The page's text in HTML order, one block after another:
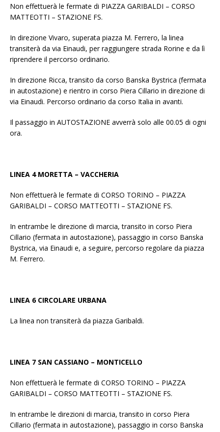
Non effettuerà le fermate di PIAZZA GARIBALDI – CORSO
MATTEOTTI – STAZIONE FS.
In direzione Vivaro, superata piazza M. Ferrero, la linea
transiterà da via Einaudi, per raggiungere strada Rorine e da lì
riprendere il percorso ordinario.
In direzione Ricca, transito da corso Banska Bystrica (fermata
in autostazione) e rientro in corso Piera Cillario in direzione di
via Einaudi. Percorso ordinario da corso Italia in avanti.
Il passaggio in AUTOSTAZIONE avverrà solo alle 00.05 di ogni
ora.
LINEA 4 MORETTA – VACCHERIA
Non effettuerà le fermate di CORSO TORINO – PIAZZA
GARIBALDI – CORSO MATTEOTTI – STAZIONE FS.
In entrambe le direzione di marcia, transito in corso Piera
Cillario (fermata in autostazione), passaggio in corso Banska
Bystrica, via Einaudi e, a seguire, percorso regolare da piazza
M. Ferrero.
LINEA 6 CIRCOLARE URBANA
La linea non transiterà da piazza Garibaldi.
LINEA 7 SAN CASSIANO – MONTICELLO
Non effettuerà le fermate di CORSO TORINO – PIAZZA
GARIBALDI – CORSO MATTEOTTI – STAZIONE FS.
In entrambe le direzioni di marcia, transito in corso Piera
Cillario (fermata in autostazione), passaggio in corso Banska